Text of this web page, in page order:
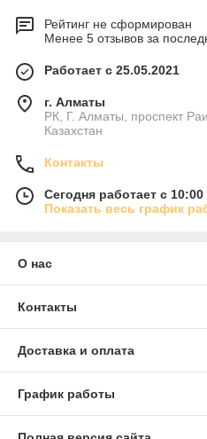
Рейтинг не сформирован
Менее 5 отзывов за
Работает с 25.05.2021
г. Алматы
РК, Г. Алматы, проспект
Казахстан
Контакты
Сегодня работает с
Показать весь график
О нас
Контакты
Доставка и оплата
График работы